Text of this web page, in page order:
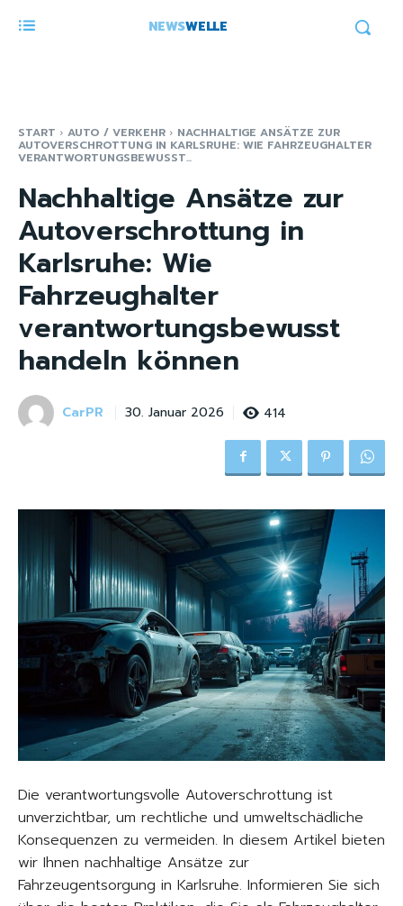
NEWSWELLE
START AUTO / VERKEHR NACHHALTIGE ANSÄTZE ZUR
AUTOVERSCHROTTUNG IN KARLSRUHE: WIE FAHRZEUGHALTER
VERANTWORTUNGSBEWUSST...
Nachhaltige Ansätze zur
Autoverschrottung in
Karlsruhe: Wie
Fahrzeughalter
verantwortungsbewusst
handeln können
CarPR 30. Januar 2026 414
Die verantwortungsvolle Autoverschrottung ist
unverzichtbar, um rechtliche und umweltschädliche
Konsequenzen zu vermeiden. In diesem Artikel bieten
wir Ihnen nachhaltige Ansätze zur
Fahrzeugentsorgung in Karlsruhe. Informieren Sie sich